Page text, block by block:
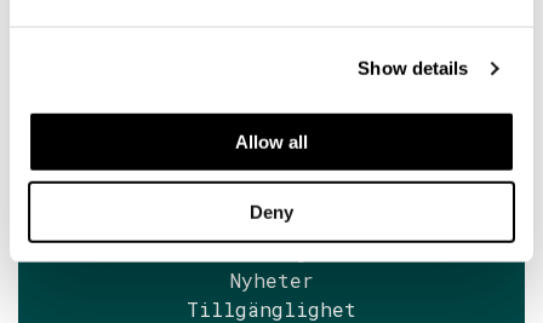
Show details
Allow all
Deny
sales@soderlangvik.fi
Hitta fram
Öppettider
Museibiljetter
Guidningar
Nyheter
Tillgänglighet